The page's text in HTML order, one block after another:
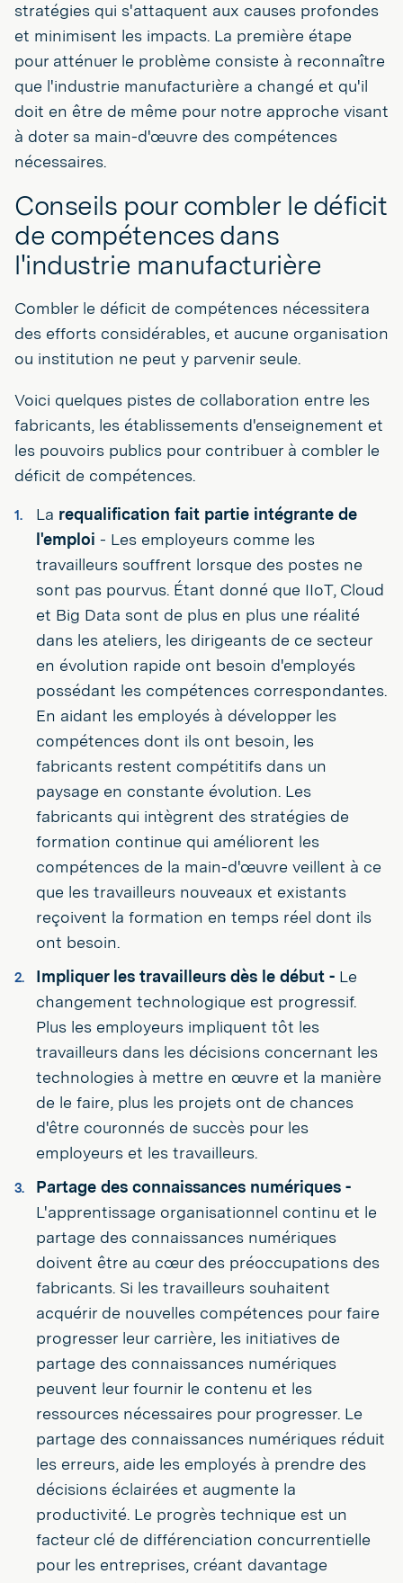
stratégies qui s'attaquent aux causes profondes
et minimisent les impacts. La première étape
pour atténuer le problème consiste à reconnaître
que l'industrie manufacturière a changé et qu'il
doit en être de même pour notre approche visant
à doter sa main-d'œuvre des compétences
nécessaires.
Conseils pour combler le déficit
de compétences dans
l'industrie manufacturière
Combler le déficit de compétences nécessitera
des efforts considérables, et aucune organisation
ou institution ne peut y parvenir seule.
Voici quelques pistes de collaboration entre les
fabricants, les établissements d'enseignement et
les pouvoirs publics pour contribuer à combler le
déficit de compétences.
La requalification fait partie intégrante de
l'emploi - Les employeurs comme les
travailleurs souffrent lorsque des postes ne
sont pas pourvus. Étant donné que IIoT, Cloud
et Big Data sont de plus en plus une réalité
dans les ateliers, les dirigeants de ce secteur
en évolution rapide ont besoin d'employés
possédant les compétences correspondantes.
En aidant les employés à développer les
compétences dont ils ont besoin, les
fabricants restent compétitifs dans un
paysage en constante évolution. Les
fabricants qui intègrent des stratégies de
formation continue qui améliorent les
compétences de la main-d'œuvre veillent à ce
que les travailleurs nouveaux et existants
reçoivent la formation en temps réel dont ils
ont besoin.
Impliquer les travailleurs dès le début -Le
changement technologique est progressif.
Plus les employeurs impliquent tôt les
travailleurs dans les décisions concernant les
technologies à mettre en œuvre et la manière
de le faire, plus les projets ont de chances
d'être couronnés de succès pour les
employeurs et les travailleurs.
Partage des connaissances numériques -
L'apprentissage organisationnel continu et le
partage des connaissances numériques
doivent être au cœur des préoccupations des
fabricants. Si les travailleurs souhaitent
acquérir de nouvelles compétences pour faire
progresser leur carrière, les initiatives de
partage des connaissances numériques
peuvent leur fournir le contenu et les
ressources nécessaires pour progresser. Le
partage des connaissances numériques réduit
les erreurs, aide les employés à prendre des
décisions éclairées et augmente la
productivité. Le progrès technique est un
facteur clé de différenciation concurrentielle
pour les entreprises, créant davantage